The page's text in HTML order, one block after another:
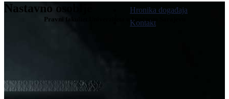
Hronika događaja
Kontakt
Nastavno osoblje
Pravni fakultet Univerziteta u Istočnom Sarajevu